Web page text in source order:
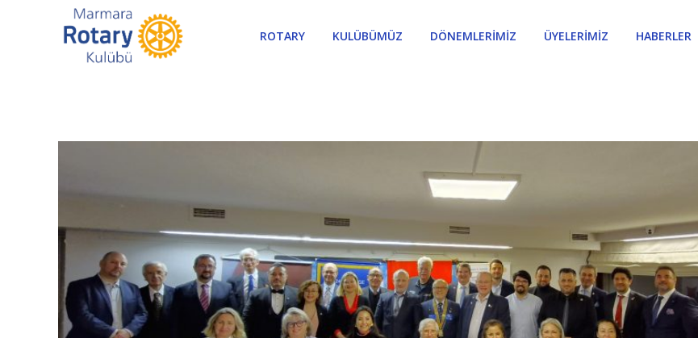
ROTARY KULÜBÜMÜZ DÖNEMLERİMİZ ÜYELERİMİZ HABERLER